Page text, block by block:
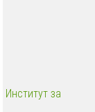
Институт за